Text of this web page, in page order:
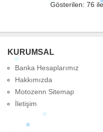
Gösterilen: 76
KURUMSAL
Banka Hesaplarımız
Hakkımızda
Motozenn Sitemap
İletişim